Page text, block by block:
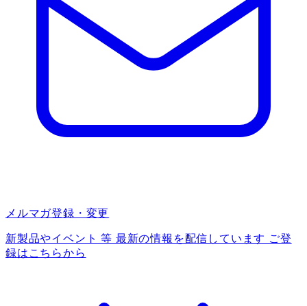
メルマガ登録・変更
新製品やイベント 等 最新の情報を配信しています ご登
録はこちらから